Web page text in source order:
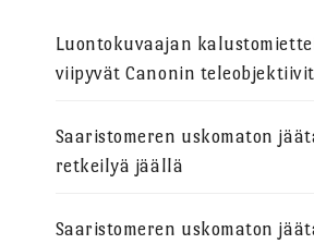
Luontokuvaajan
viipyvät Canonin
Saaristomeren uskomaton
retkeilyä jäällä
Saaristomeren uskomaton